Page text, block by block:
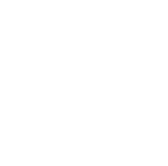
增多